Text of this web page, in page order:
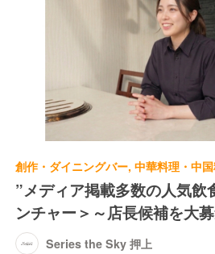
”メディア掲載多数の人気飲
ンチャー＞～店長候補を大
Series the Sky 押上